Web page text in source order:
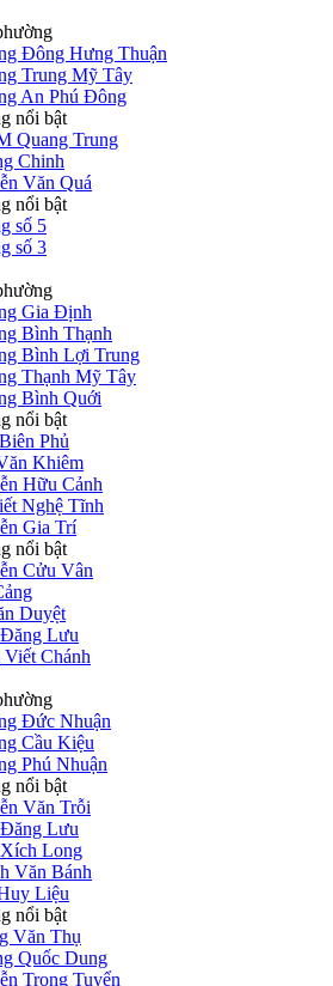
Đông Hưng Thuận
Trung Mỹ Tây
An Phú Đông
nổi bật
Quang Trung
Chinh
Văn Quá
nổi bật
số 5
số 3
Gia Định
Bình Thạnh
Bình Lợi Trung
Thạnh Mỹ Tây
Bình Quới
nổi bật
Phủ
Khiêm
Hữu Cảnh
Nghệ Tĩnh
Gia Trí
nổi bật
Cửu Vân
Duyệt
Lưu
Viết Chánh
Đức Nhuận
Cầu Kiệu
Phú Nhuận
nổi bật
Văn Trỗi
Lưu
Long
Văn Bánh
Liệu
nổi bật
Văn Thụ
Quốc Dung
Trọng Tuyển